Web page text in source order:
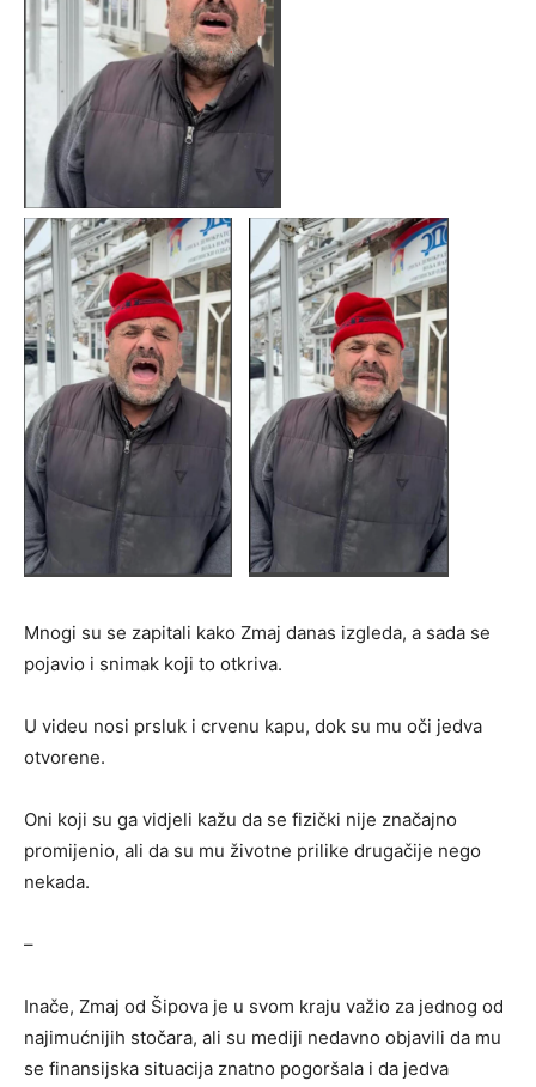
Mnogi su se zapitali kako Zmaj danas izgleda, a sada se
pojavio i snimak koji to otkriva.
U videu nosi prsluk i crvenu kapu, dok su mu oči jedva
otvorene.
Oni koji su ga vidjeli kažu da se fizički nije značajno
promijenio, ali da su mu životne prilike drugačije nego
nekada.
–
Inače, Zmaj od Šipova je u svom kraju važio za jednog od
najimućnijih stočara, ali su mediji nedavno objavili da mu
se finansijska situacija znatno pogoršala i da jedva